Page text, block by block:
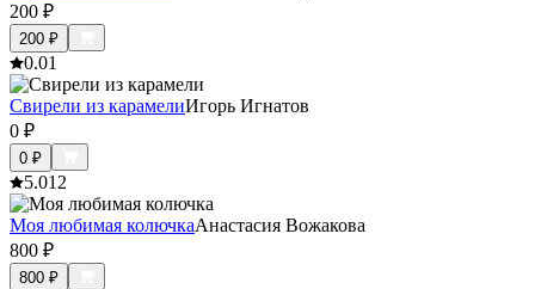
200 ₽
200 ₽
0.01
Свирели из карамелиИгорь Игнатов
0 ₽
0 ₽
5.012
Моя любимая колючкаАнастасия Вожакова
800 ₽
800 ₽